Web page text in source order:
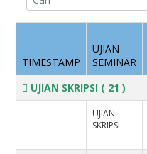
TIMESTAMP
UJIAN -
SEMINAR
UJIAN SKRIPSI ( 21 )
UJIAN
SKRIPSI